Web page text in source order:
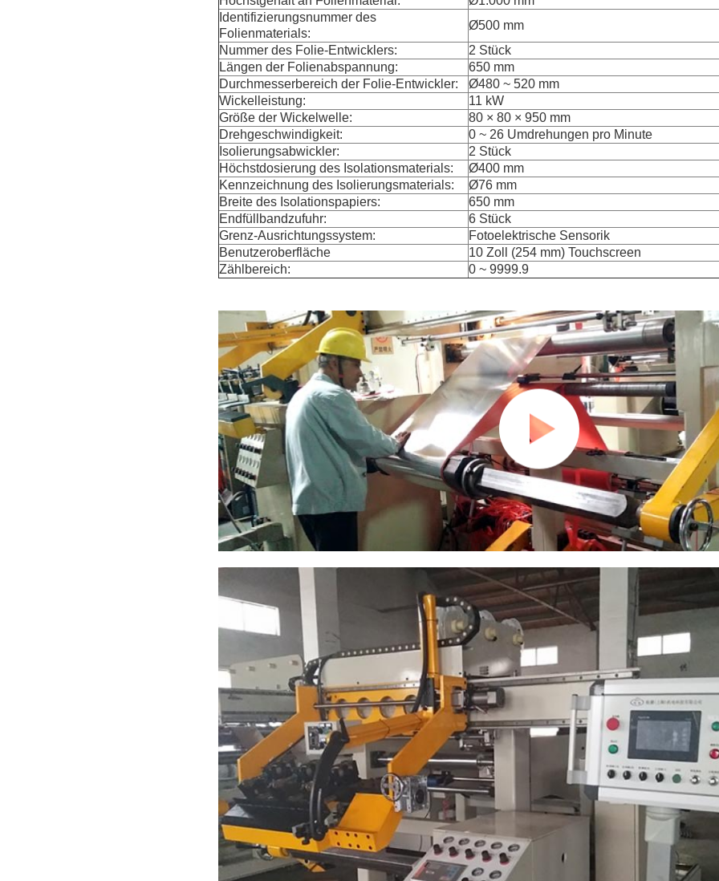
Identifizierungsnummer des
Folienmaterials:
Ø500 mm
Nummer des Folie-Entwicklers:
2 Stück
Längen der Folienabspannung:
650 mm
Durchmesserbereich der Folie-Entwickler:
Ø480 ~ 520 mm
Wickelleistung:
11 kW
Größe der Wickelwelle:
80 × 80 × 950 mm
Drehgeschwindigkeit:
0 ~ 26 Umdrehungen pro Minute
Isolierungsabwickler:
2 Stück
Höchstdosierung des Isolationsmaterials:
Ø400 mm
Kennzeichnung des Isolierungsmaterials:
Ø76 mm
Breite des Isolationspapiers:
650 mm
Endfüllbandzufuhr:
6 Stück
Grenz-Ausrichtungssystem:
Fotoelektrische Sensorik
Benutzeroberfläche
10 Zoll (254 mm) Touchscreen
Zählbereich:
0 ~ 9999.9